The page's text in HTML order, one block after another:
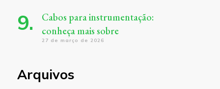
Cabos para instrumentação:
conheça mais sobre
27 de março de 2026
Arquivos